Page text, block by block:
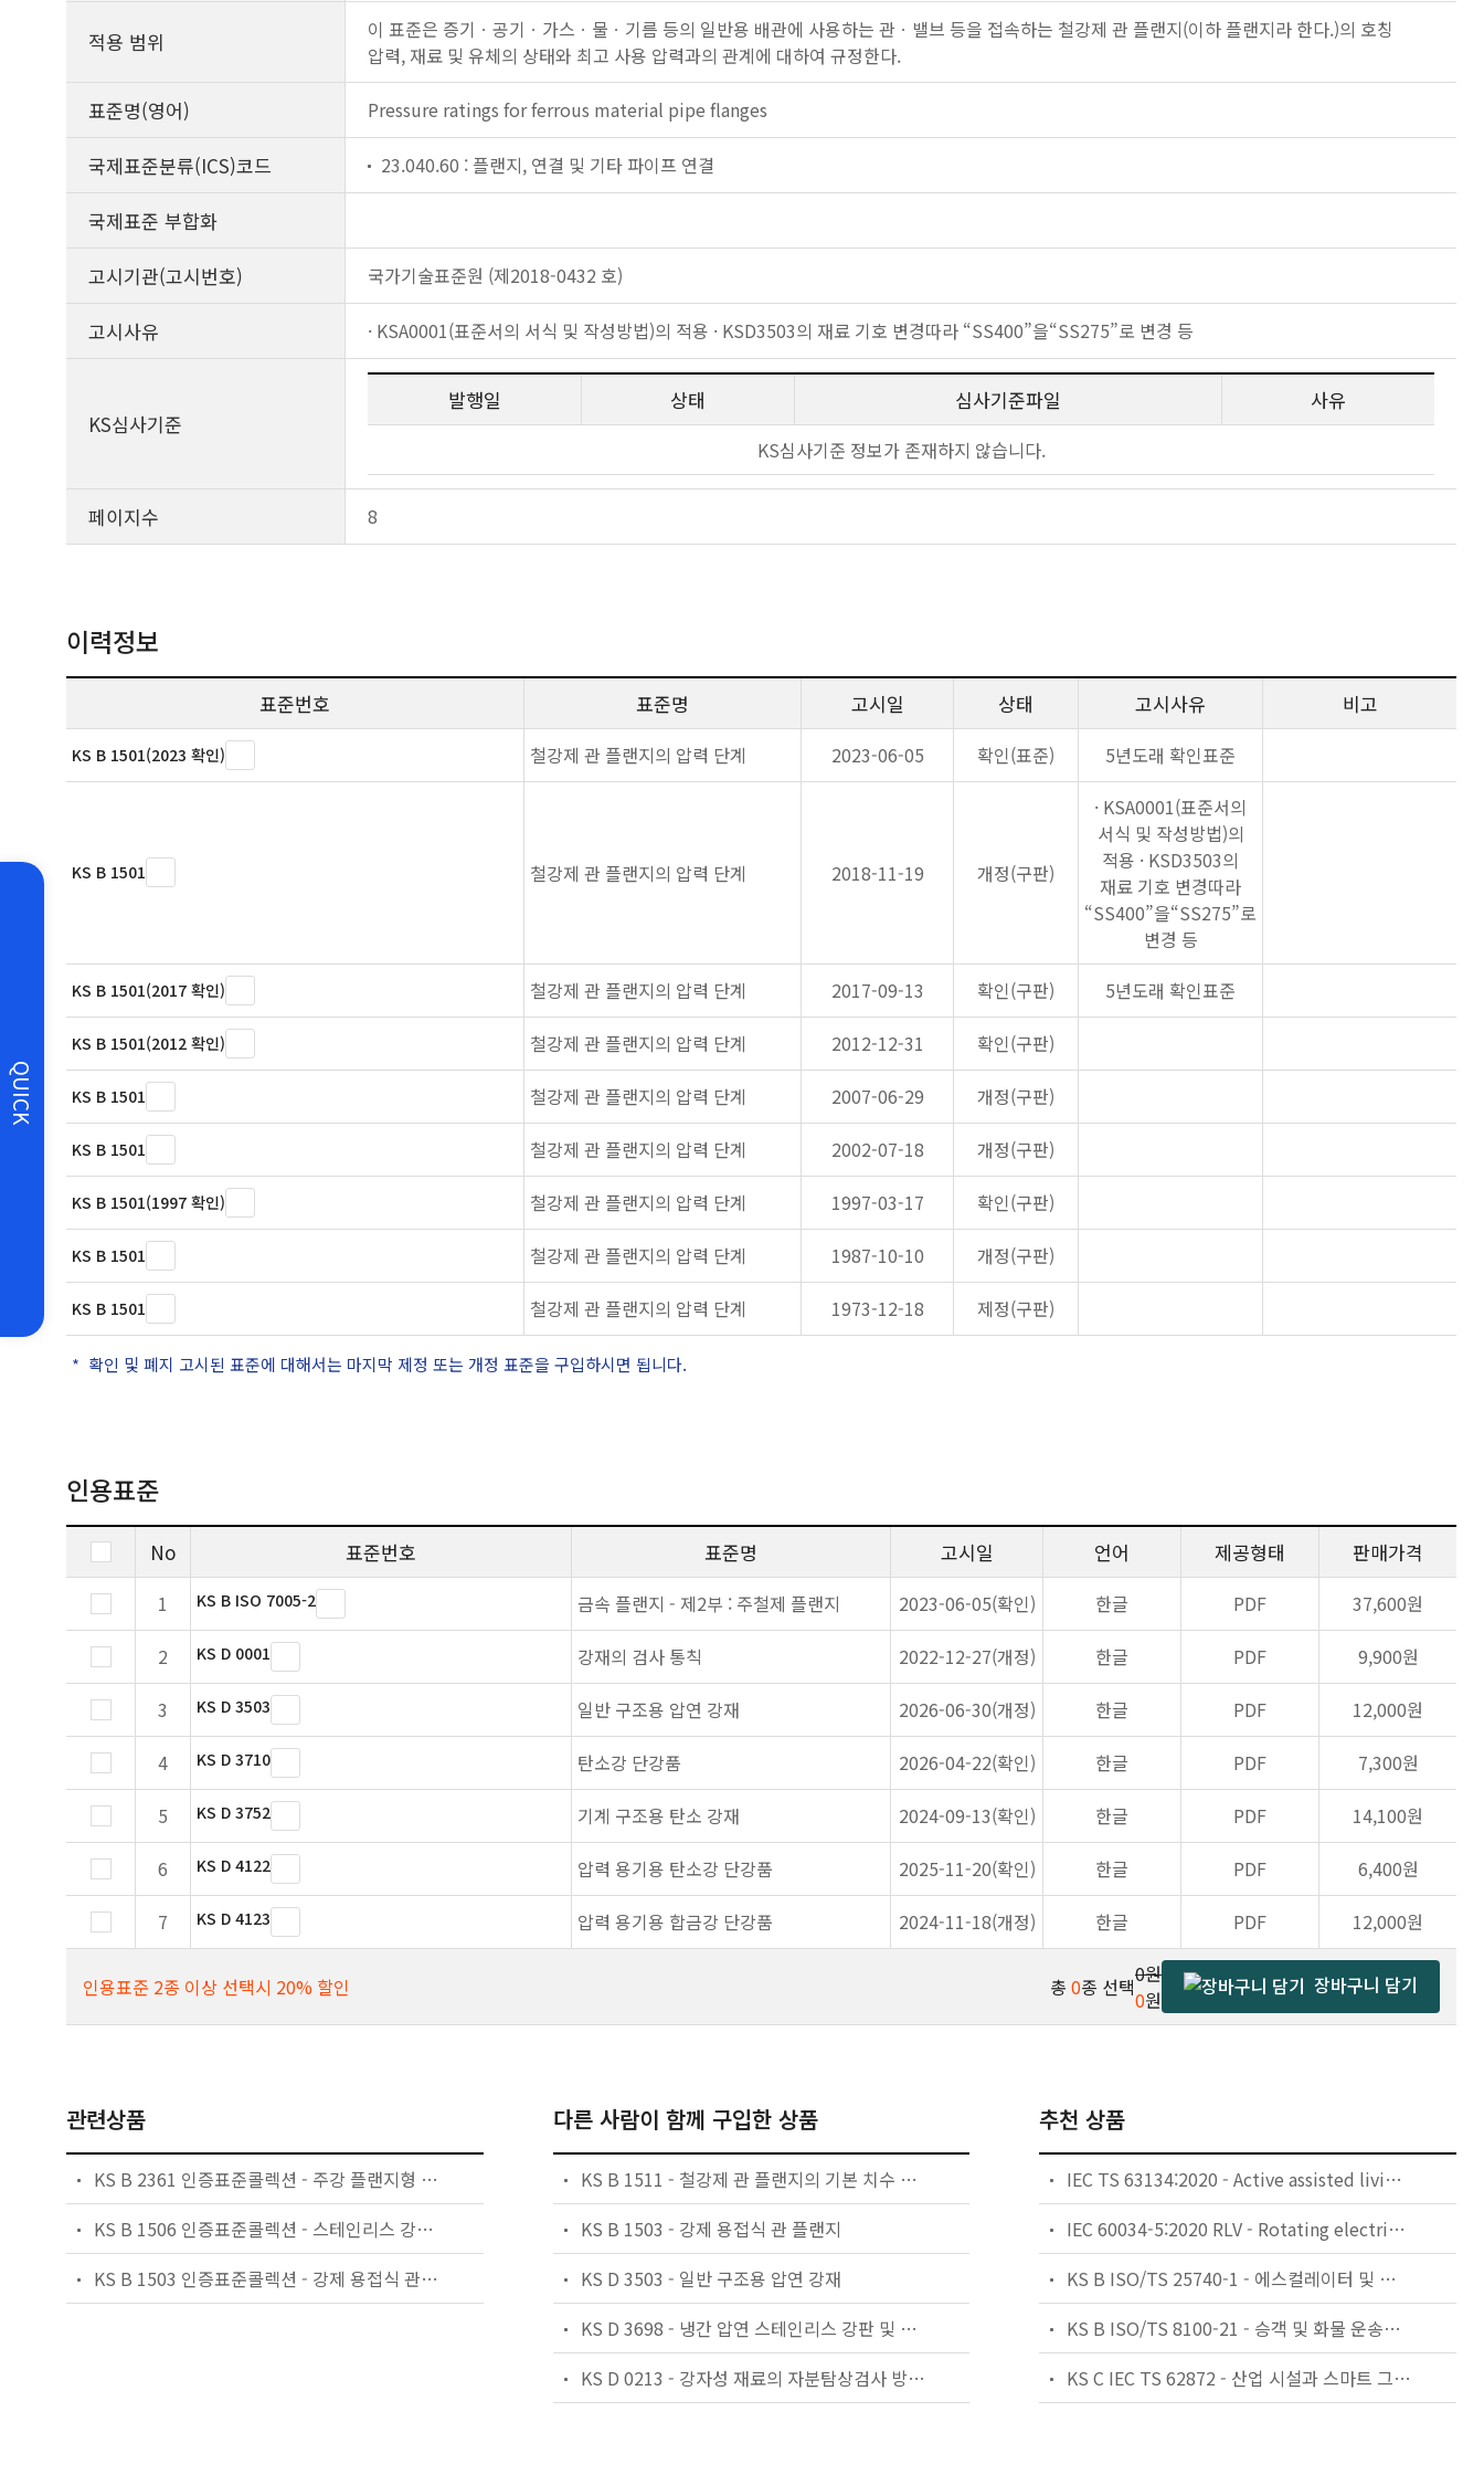
QUICK
적용 범위
이 표준은 증기ㆍ공기ㆍ가스ㆍ물ㆍ기름 등의 일반용 배관에 사용하는 관ㆍ밸브 등을 접속하는 철강제 관 플랜지(이하 플랜지라 한다.)의 호칭
압력, 재료 및 유체의 상태와 최고 사용 압력과의 관계에 대하여 규정한다.
표준명(영어) Pressure ratings for ferrous material pipe flanges
국제표준분류(ICS)코드 23.040.60 : 플랜지, 연결 및 기타 파이프 연결
국제표준 부합화
고시기관(고시번호)
국가기술표준원 (제2018-0432 호)
고시사유 · KSA0001(표준서의 서식 및 작성방법)의 적용 · KSD3503의 재료 기호 변경따라 “SS400”을“SS275”로 변경 등
KS심사기준
발행일 상태 심사기준파일 사유
KS심사기준 정보가 존재하지 않습니다.
페이지수 8
이력정보
표준번호 표준명 고시일 상태 고시사유 비고
KS B 1501(2023 확인) 철강제 관 플랜지의 압력 단계 2023-06-05 확인(표준) 5년도래 확인표준
KS B 1501 철강제 관 플랜지의 압력 단계 2018-11-19 개정(구판)
· KSA0001(표준서의
서식 및 작성방법)의
적용 · KSD3503의
재료 기호 변경따라
“SS400”을“SS275”로
변경 등
KS B 1501(2017 확인) 철강제 관 플랜지의 압력 단계 2017-09-13 확인(구판) 5년도래 확인표준
KS B 1501(2012 확인) 철강제 관 플랜지의 압력 단계 2012-12-31 확인(구판)
KS B 1501 철강제 관 플랜지의 압력 단계 2007-06-29 개정(구판)
KS B 1501 철강제 관 플랜지의 압력 단계 2002-07-18 개정(구판)
KS B 1501(1997 확인) 철강제 관 플랜지의 압력 단계 1997-03-17 확인(구판)
KS B 1501 철강제 관 플랜지의 압력 단계 1987-10-10 개정(구판)
KS B 1501 철강제 관 플랜지의 압력 단계 1973-12-18 제정(구판)
확인 및 폐지 고시된 표준에 대해서는 마지막 제정 또는 개정 표준을 구입하시면 됩니다.
인용표준
No 표준번호 표준명 고시일 언어 제공형태 판매가격
1 KS B ISO 7005-2 금속 플랜지 - 제2부 : 주철제 플랜지 2023-06-05(확인) 한글 PDF
37,600원
2
KS D 0001 강재의 검사 통칙 2022-12-27(개정) 한글 PDF
9,900원
3
KS D 3503 일반 구조용 압연 강재 2026-06-30(개정) 한글 PDF
12,000원
4
KS D 3710 탄소강 단강품 2026-04-22(확인) 한글 PDF
7,300원
5
KS D 3752 기계 구조용 탄소 강재 2024-09-13(확인) 한글 PDF
14,100원
6
KS D 4122 압력 용기용 탄소강 단강품 2025-11-20(확인) 한글 PDF
6,400원
7
KS D 4123 압력 용기용 합금강 단강품 2024-11-18(개정) 한글 PDF 12,000원
인용표준 2종 이상 선택시 20% 할인 총 0종 선택0원
0원
장바구니 담기
관련상품
KS B 2361 인증표준콜렉션 - 주강 플랜지형 밸브
KS B 1506 인증표준콜렉션 - 스테인리스 강제 용접식 플랜지
KS B 1503 인증표준콜렉션 - 강제 용접식 관 플랜지
다른 사람이 함께 구입한 상품
KS B 1511 - 철강제 관 플랜지의 기본 치수 및 치수 허용차
KS B 1503 - 강제 용접식 관 플랜지
KS D 3503 - 일반 구조용 압연 강재
KS D 3698 - 냉간 압연 스테인리스 강판 및 강대
KS D 0213 - 강자성 재료의 자분탐상검사 방법 및자분 모양의 분류
추천 상품
IEC TS 63134:2020 - Active assisted living (AAL) use cases
IEC 60034-5:2020 RLV - Rotating electrical machines - Part 5: Degrees of protection provided by the integral design of rotating electrical machines (IP code) - Classification
KS B ISO/TS 25740-1 - 에스컬레이터 및 무빙워크에 대한 안전요건 — 제1부: 세계공통 필수 안전요건(GESRs)
KS B ISO/TS 8100-21 - 승객 및 화물 운송용 엘리베이터 —제21부: 세계공통 필수안전요건(GESRs)을 충족하는 세계공통 안전 파라미터(GSPs)
KS C IEC TS 62872 - 산업 시설과 스마트 그리드 사이의 산업 공정 측정, 제어 및 자동화 시스템 인터페이스